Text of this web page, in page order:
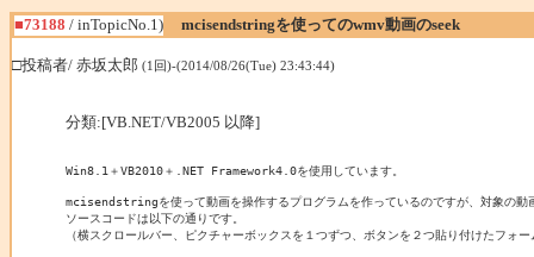
■73188 / inTopicNo.1) mcisendstringを使ってのwmv動画のseek
□投稿者/ 赤坂太郎 (1回)-(2014/08/26(Tue) 23:43:44)
分類:[VB.NET/VB2005 以降]
Win8.1＋VB2010＋.NET Framework4.0を使用しています。
mcisendstringを使って動画を操作するプログラムを作っているのですが、対象の動
ソースコードは以下の通りです。
（横スクロールバー、ピクチャーボックスを１つずつ、ボタンを２つ貼り付けたフォ